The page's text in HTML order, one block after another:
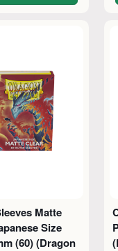
Matte
Size
(60) (Dragon